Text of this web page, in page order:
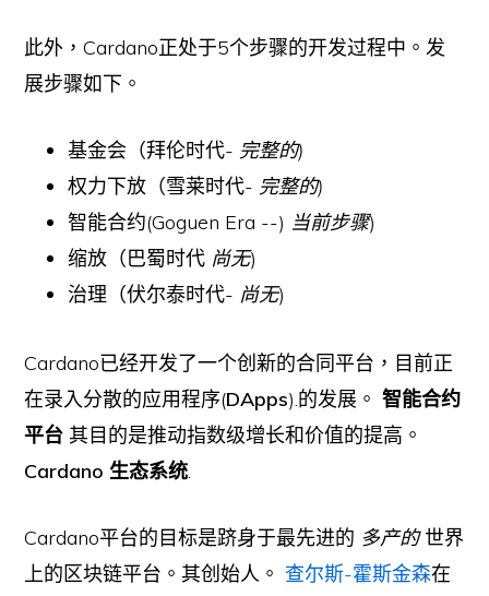
此外，Cardano正处于5个步骤的开发过程中。发
展步骤如下。
基金会（拜伦时代- 完整的)
权力下放（雪莱时代- 完整的)
智能合约(Goguen Era --) 当前步骤)
缩放（巴蜀时代 尚无)
治理（伏尔泰时代- 尚无)
Cardano已经开发了一个创新的合同平台，目前正
在录入分散的应用程序(DApps).的发展。智能合约
平台 其目的是推动指数级增长和价值的提高。
Cardano 生态系统.
Cardano平台的目标是跻身于最先进的 多产的世界
上的区块链平台。其创始人。 查尔斯-霍斯金森在